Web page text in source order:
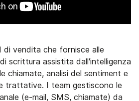
di vendita che fornisce alle
scrittura assistita dall'intelligenza
chiamate, analisi del sentiment e
trattative. I team gestiscono le
(e-mail, SMS, chiamate) da